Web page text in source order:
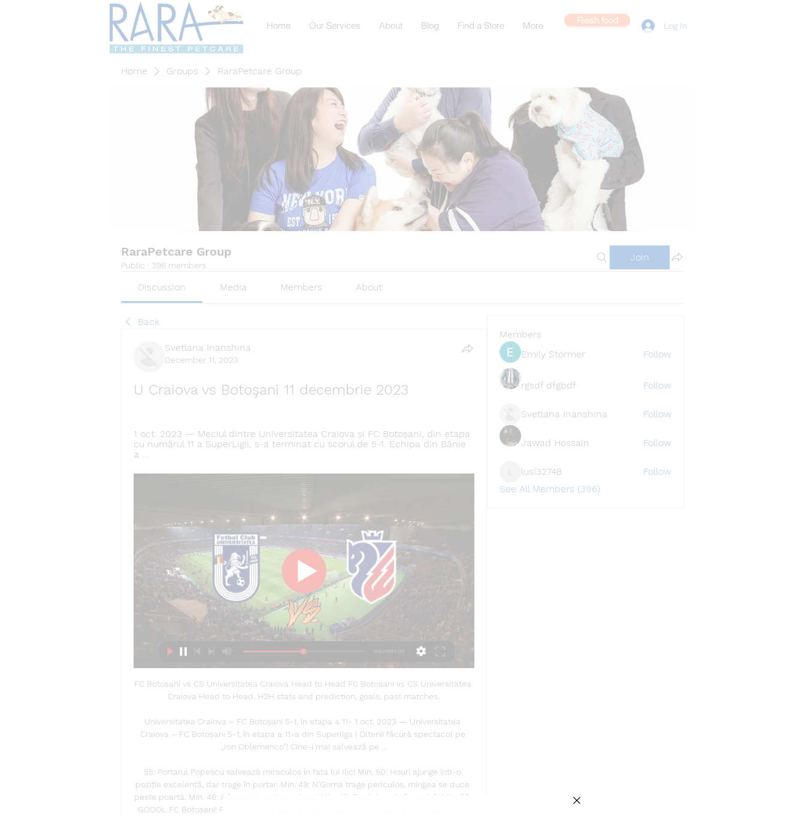
Home Our Services About Blog Find a Store More Log In
Fresh food
Home Groups RaraPetcare Group
RaraPetcare Group
Public · 396 members
Join
Discussion Media Members About
Back
Svetlana Inanshina
December 11, 2023
U Craiova vs Botoşani 11 decembrie 2023
1 oct. 2023 — Meciul dintre Universitatea Craiova și FC Botoșani, din etapa
cu numărul 11 a SuperLigii, s-a terminat cu scorul de 5-1. Echipa din Bănie
a ...
FC Botosani vs CS Universitatea Craiova Head to Head FC Botosani vs CS Universitatea
Craiova Head to Head. H2H stats and prediction, goals, past matches.
Universitatea Craiova – FC Botoșani 5-1, în etapa a 11- 1 oct. 2023 — Universitatea
Craiova – FC Botoșani 5-1, în etapa a 11-a din Superliga | Oltenii făcură spectacol pe
„Ion Oblemenco”! Cine-i mai salvează pe ...
55: Portarul Popescu salvează miraculos în fața lui Ilic! Min. 50: Houri ajunge într-o
poziție excelentă, dar trage în portar. Min. 49: N’Goma trage periculos, mingea se duce
peste poartă. Min. 46: A început repriza a doua! Min. 45: Final de primă repriză! Min. 39:
GOOOL FC Botoșani! Florescu pune latul din fața porții la o centrare a lui Pinson. Min.
Members
Emily Störmer
Follow
rgsdf dfgbdf Follow
Svetlana Inanshina Follow
Jawad Hossain Follow
lusi32748
Follow
See All Members (396)